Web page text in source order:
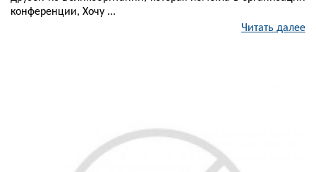
конференции, Хочу ...
Читать далее